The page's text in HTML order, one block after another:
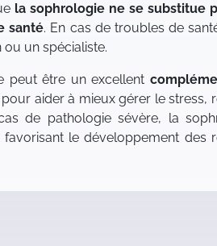
la sophrologie ne se substitue
santé. En cas de troubles de
un spécialiste.
peut être un excellent
aider à mieux gérer le
de pathologie sévère, la
le développement